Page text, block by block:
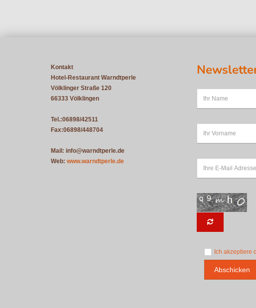
Kontakt
Hotel-Restaurant Warndtperle
Völklinger Straße 120
66333 Völklingen
Tel.:06898/42511
Fax:06898/448704
Mail: info@warndtperle.de
Web: www.warndtperle.de
Ich akzeptiere
Abschicken